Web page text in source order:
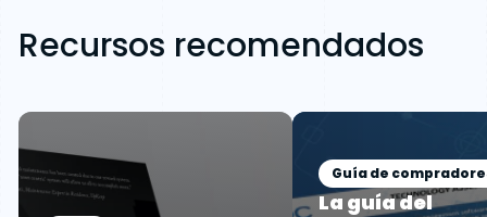
Recursos recomendados
Guía de
La guía del